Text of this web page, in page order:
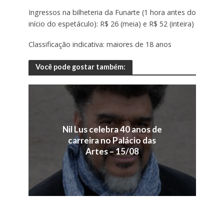
Ingressos na bilheteria da Funarte (1 hora antes do
início do espetáculo): R$ 26 (meia) e R$ 52 (inteira)
Classificação indicativa: maiores de 18 anos
Você pode gostar também:
Nil Lus celebra 40 anos de
carreira no Palácio das
Artes – 15/08